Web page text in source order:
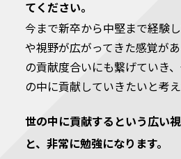
てください。
今まで新卒から中堅まで経験
や視野が広がってきた感覚が
の貢献度合いにも繋げていき
の中に貢献していきたいと考え
世の中に貢献するという広い
と、非常に勉強になります。